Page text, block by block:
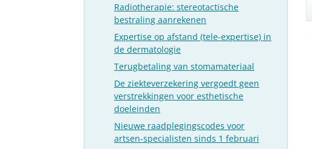
Radiotherapie: stereotactische
bestraling aanrekenen
Expertise op afstand (tele-expertise) in
de dermatologie
Terugbetaling van stomamateriaal
De ziekteverzekering vergoedt geen
verstrekkingen voor esthetische
doeleinden
Nieuwe raadplegingscodes voor
artsen-specialisten sinds 1 februari